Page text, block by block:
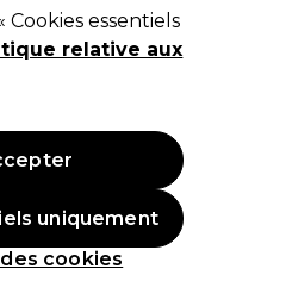
essentiels
relative aux
cookies
uniquement